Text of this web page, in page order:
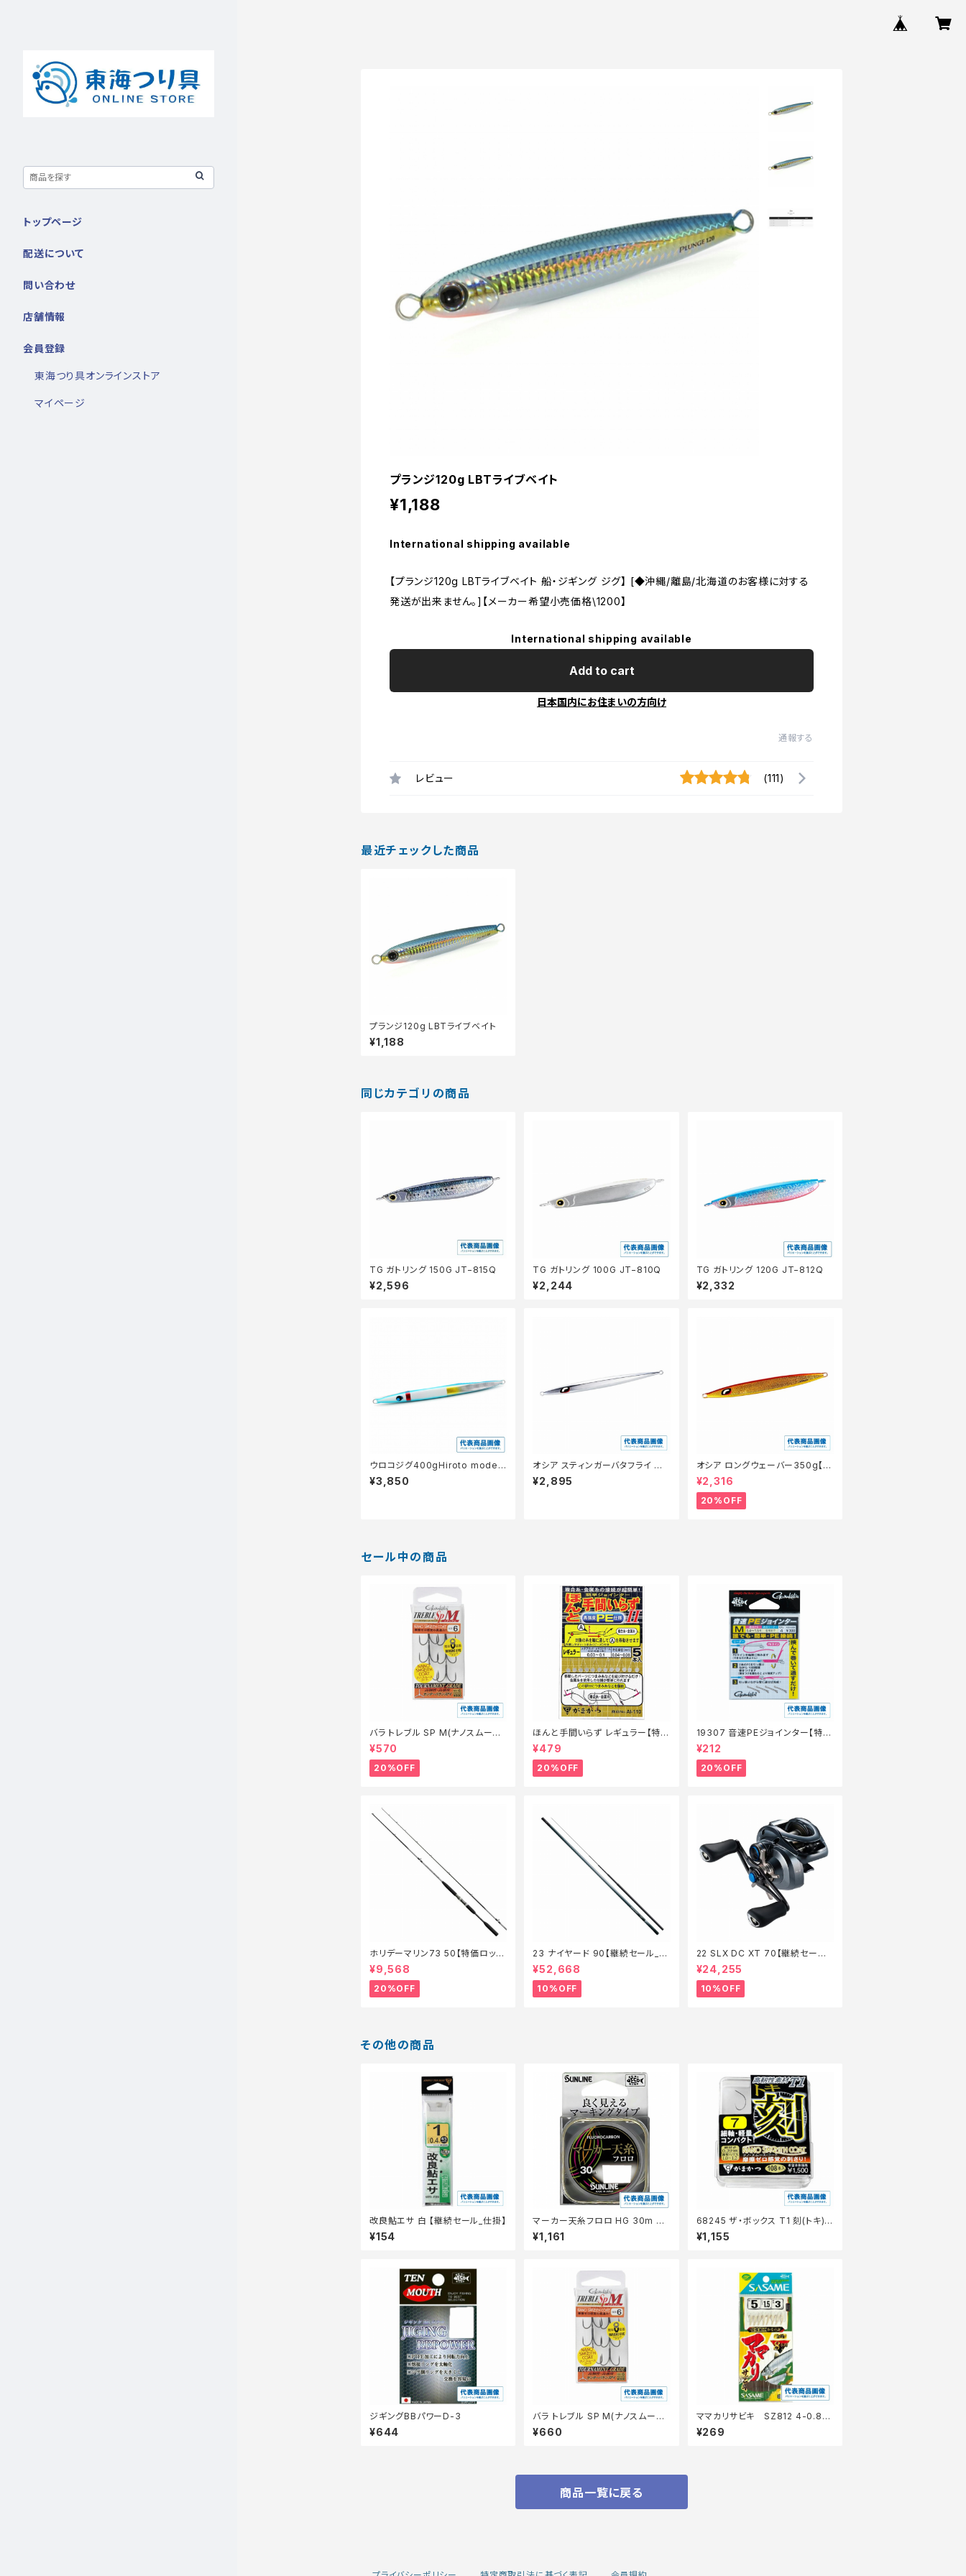
プランジ120g LBTライブベイト
¥1,188
International shipping available
【プランジ120g LBTライブベイト 船・ジギング ジグ】 [◆沖縄/離島/北海道のお客様に対する
発送が出来ません。]【メーカー希望小売価格\1200】
International shipping available
Add to cart
日本国内にお住まいの方向け
通報する
レビュー (111)
最近チェックした商品
プランジ120g LBTライブベイト
¥1,188
同じカテゴリの商品
TG ガトリング 150G JT−815Q
¥2,596
TG ガトリング 100G JT−810Q
¥2,244
TG ガトリング 120G JT−812Q
¥2,332
ウロコジグ400gHiroto models
10th Pホワイトハ゜ーフ゜ルDHG
¥3,850
オシア スティンガーバタフライ イ
ージーペブル 350g JV-C35S シ
ルハ゛ーミラー 012
¥2,895
オシア ロングウェーバー350g【特
価ルアー】【20】
¥2,316
20%OFF
セール中の商品
バラ トレブル SP M(ナノスムース
コート)【特価仕掛】【20】
¥570
20%OFF
ほんと手間いらず レギュラー【特価
仕掛】【20】
¥479
20%OFF
19307 音速PEジョインター【特価
仕掛】【20】
¥212
20%OFF
ホリデーマリン73 50【特価ロッ
ド】【20】
¥9,568
20%OFF
23 ナイヤード 90【継続セール_ロ
ッド】【10】
¥52,668
10%OFF
22 SLX DC XT 70【継続セール_
リール】【10】
¥24,255
10%OFF
その他の商品
改良鮎エサ 白 【継続セール_仕掛】
¥154
マーカー天糸フロロ HG 30m #
0.8
¥1,161
68245 ザ・ボックス T1 刻(トキ)
【継続セール_仕掛】
¥1,155
ジギングBBパワーD-3
¥644
バラ トレブル SP M(ナノスムース
コート)
¥660
ママカリサビキ SZ812 4-0.8
【継続セール_仕掛】
¥269
商品一覧に戻る
トップページ
配送について
問い合わせ
店舗情報
会員登録
東海つり具オンラインストア
マイページ